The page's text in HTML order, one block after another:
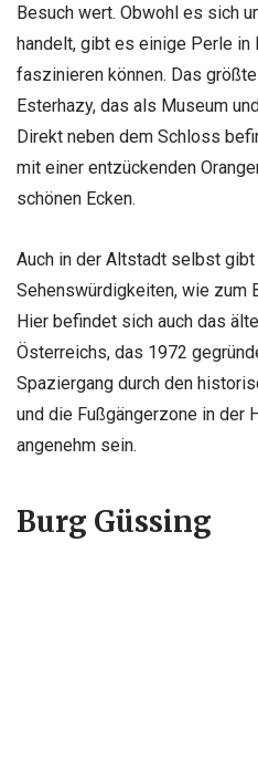
Besuch wert. Obwohl es sich
handelt, gibt es einige Perle in
faszinieren können. Das
Esterhazy, das als Museum
Direkt neben dem Schloss
mit einer entzückenden
schönen Ecken.
Auch in der Altstadt selbst
Sehenswürdigkeiten, wie zum
Hier befindet sich auch das
Österreichs, das 1972
Spaziergang durch den
und die Fußgängerzone in der
angenehm sein.
Burg Güssing